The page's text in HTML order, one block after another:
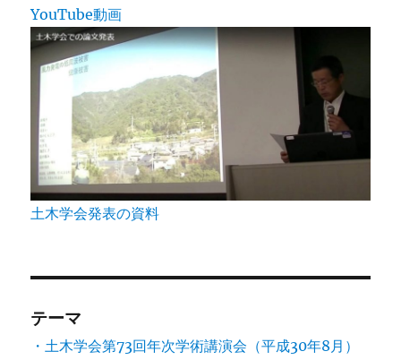
り
YouTube動画
土木学会発表の資料
テーマ
・土木学会第73回年次学術講演会（平成30年8月）